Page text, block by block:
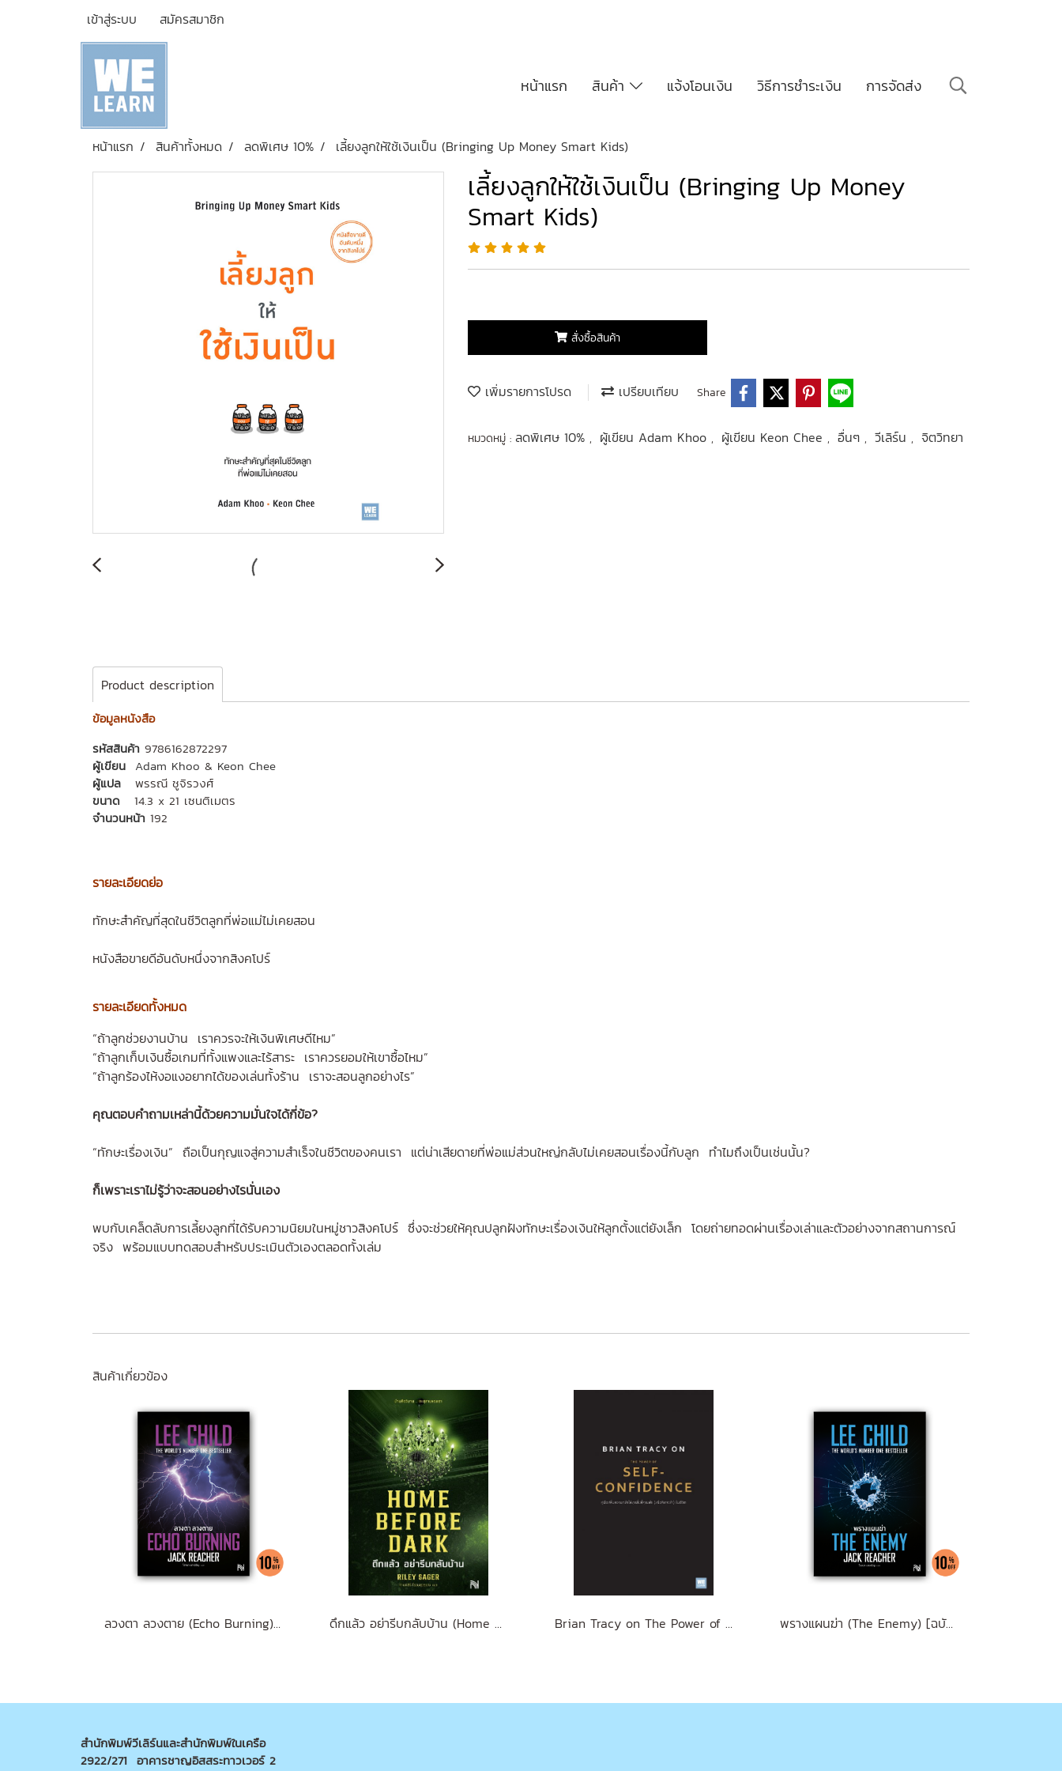
เข้าสู่ระบบ สมัครสมาชิก
หน้าแรก สินค้า แจ้งโอนเงิน วิธีการชำระเงิน การจัดส่ง
หน้าแรก สินค้าทั้งหมด ลดพิเศษ 10% เลี้ยงลูกให้ใช้เงินเป็น (Bringing Up Money Smart Kids)
เลี้ยงลูกให้ใช้เงินเป็น (Bringing Up Money
Smart Kids)
สั่งซื้อสินค้า
เพิ่มรายการโปรด เปรียบเทียบ Share
หมวดหมู่ : ลดพิเศษ 10% , ผู้เขียน Adam Khoo , ผู้เขียน Keon Chee , อื่นๆ , วีเลิร์น , จิตวิทยา
Product description
ข้อมูลหนังสือ
รหัสสินค้า 9786162872297
ผู้เขียน Adam Khoo & Keon Chee
ผู้แปล พรรณี ชูจิรวงศ์
ขนาด 14.3 x 21 เซนติเมตร
จำนวนหน้า 192
รายละเอียดย่อ
ทักษะสำคัญที่สุดในชีวิตลูกที่พ่อแม่ไม่เคยสอน
หนังสือขายดีอันดับหนึ่งจากสิงคโปร์
รายละเอียดทั้งหมด
“ถ้าลูกช่วยงานบ้าน เราควรจะให้เงินพิเศษดีไหม”
“ถ้าลูกเก็บเงินซื้อเกมที่ทั้งแพงและไร้สาระ เราควรยอมให้เขาซื้อไหม”
“ถ้าลูกร้องไห้งอแงอยากได้ของเล่นทั้งร้าน เราจะสอนลูกอย่างไร”
คุณตอบคำถามเหล่านี้ด้วยความมั่นใจได้กี่ข้อ?
“ทักษะเรื่องเงิน” ถือเป็นกุญแจสู่ความสำเร็จในชีวิตของคนเรา แต่น่าเสียดายที่พ่อแม่ส่วนใหญ่กลับไม่เคยสอนเรื่องนี้กับลูก ทำไมถึงเป็นเช่นนั้น?
ก็เพราะเราไม่รู้ว่าจะสอนอย่างไรนั่นเอง
พบกับเคล็ดลับการเลี้ยงลูกที่ได้รับความนิยมในหมู่ชาวสิงคโปร์ ซึ่งจะช่วยให้คุณปลูกฝังทักษะเรื่องเงินให้ลูกตั้งแต่ยังเล็ก โดยถ่ายทอดผ่านเรื่องเล่าและตัวอย่างจากสถานการณ์
จริง พร้อมแบบทดสอบสำหรับประเมินตัวเองตลอดทั้งเล่ม
สินค้าเกี่ยวข้อง
ลวงตา ลวงตาย (Echo Burning) [ฉบับปรับปรุง] #5 ดึกแล้ว อย่ารีบกลับบ้าน (Home Before Dark) Brian Tracy on The Power of Self-Confidence พรางแผนฆ่า (The Enemy) [ฉบับปรับปรุง] #8
สำนักพิมพ์วีเลิร์นและสำนักพิมพ์ในเครือ
2922/271 อาคารชาญอิสสระทาวเวอร์ 2